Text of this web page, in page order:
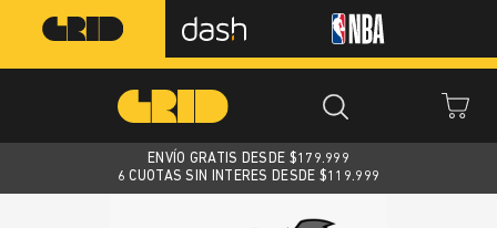
ENVÍO GRATIS DESDE $179.999
6 CUOTAS SIN INTERES DESDE $119.999